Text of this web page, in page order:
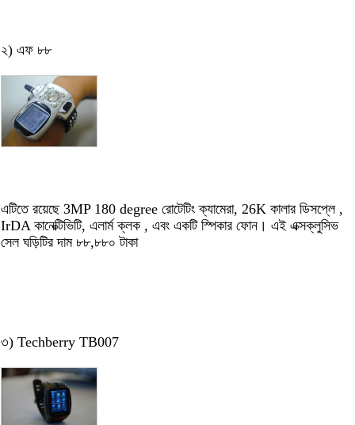
২) এফ ৮৮
এটিতে রয়েছে 3MP 180 degree রোটেটিং ক্যামেরা, 26K কালার ডিসপ্লে ,
IrDA কানেক্টিভিটি, এলার্ম ক্লক , এবং একটি স্পিকার ফোন। এই এক্সক্লুসিভ
সেল ঘড়িটির দাম ৮৮,৮৮০ টাকা
৩) Techberry TB007